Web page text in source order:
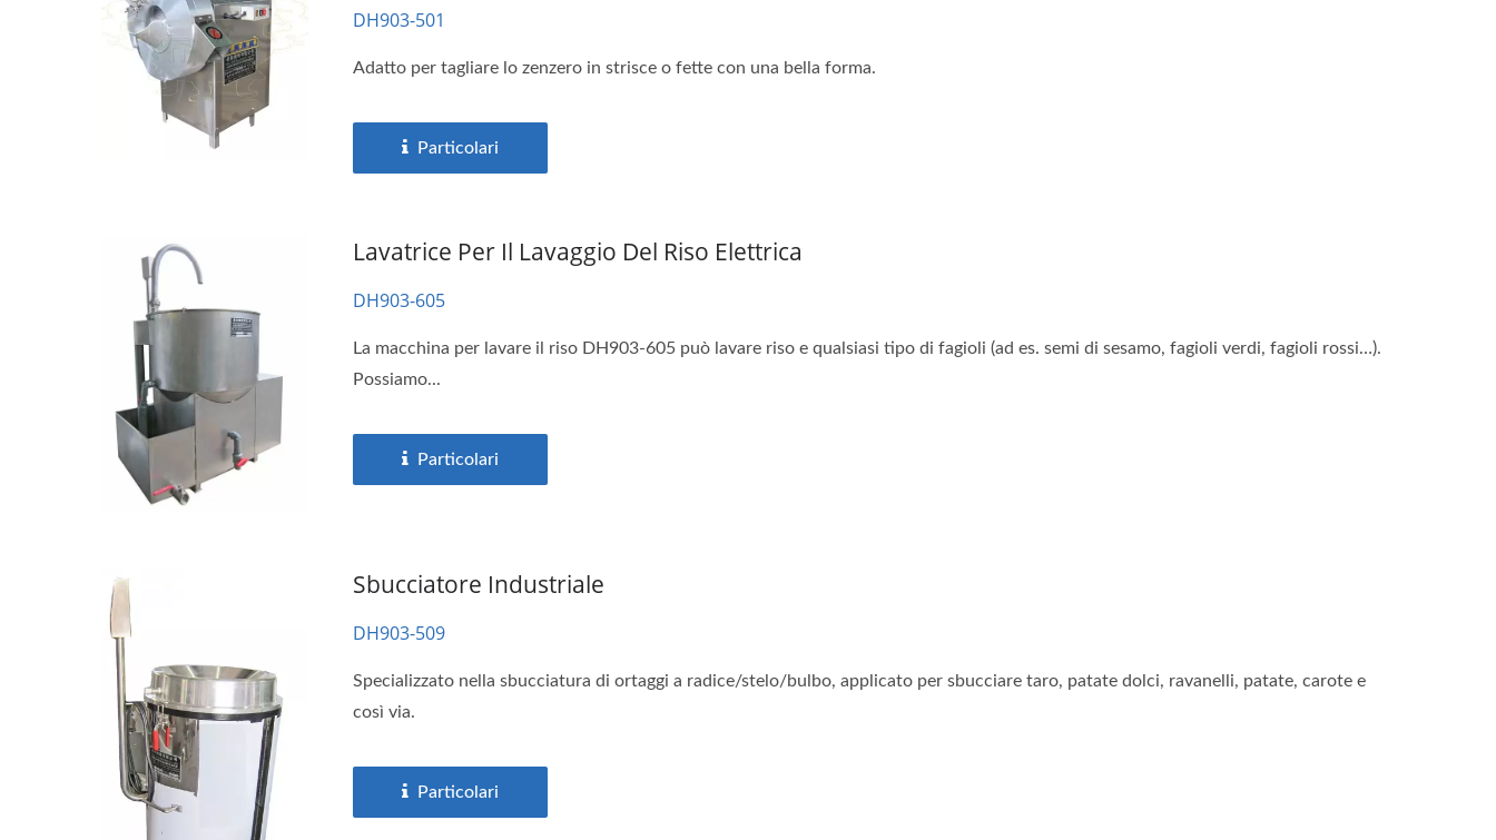
DH903-501
Adatto per tagliare lo zenzero in strisce o fette con una bella forma.
Particolari
Lavatrice Per Il Lavaggio Del Riso Elettrica
DH903-605
La macchina per lavare il riso DH903-605 può lavare riso e qualsiasi tipo di fagioli (ad es. semi di sesamo, fagioli verdi, fagioli rossi…).
Possiamo...
Particolari
Sbucciatore Industriale
DH903-509
Specializzato nella sbucciatura di ortaggi a radice/stelo/bulbo, applicato per sbucciare taro, patate dolci, ravanelli, patate, carote e
così via.
Particolari